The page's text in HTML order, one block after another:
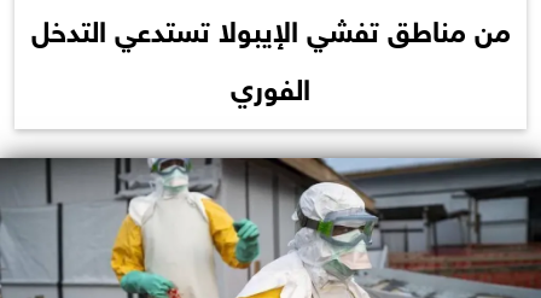
من مناطق تفشي الإيبولا تستدعي التدخل
الفوري